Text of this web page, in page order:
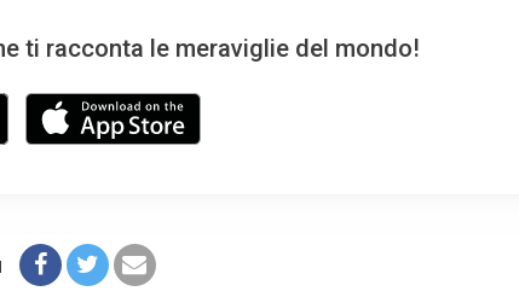
ti racconta le meraviglie del mondo!